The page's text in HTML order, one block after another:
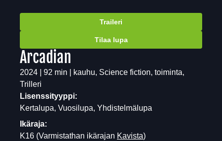
Traileri
Tilaa lupa
Arcadian
2024 | 92 min | kauhu, Science fiction, toiminta,
Trilleri
Lisenssityyppi:
Kertalupa, Vuosilupa, Yhdistelmälupa
Ikäraja:
K16 (Varmistathan ikärajan Kavista)